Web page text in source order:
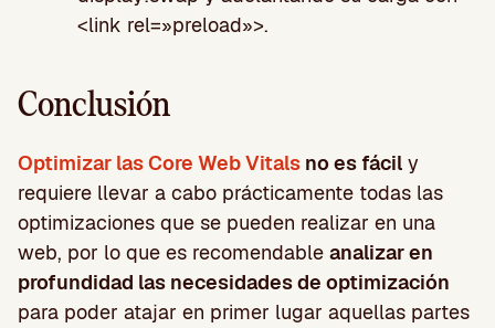
<link rel=»preload»>.
Conclusión
Optimizar las Core Web Vitals no es fácil y
requiere llevar a cabo prácticamente todas las
optimizaciones que se pueden realizar en una
web, por lo que es recomendable analizar en
profundidad las necesidades de optimización
para poder atajar en primer lugar aquellas partes